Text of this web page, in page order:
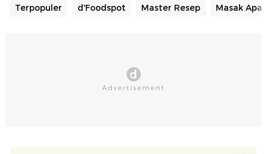
Terpopuler d'Foodspot Master Resep Masak Apa